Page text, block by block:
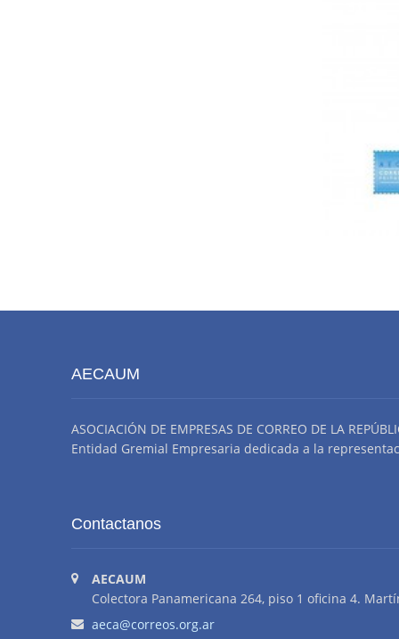
AECAUM
ASOCIACIÓN DE EMPRESAS DE CORREO DE LA
Entidad Gremial Empresaria dedicada a la
Contactanos
AECAUM
Colectora Panamericana 264, piso 1 oficina 4.
aeca@correos.org.ar